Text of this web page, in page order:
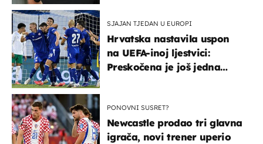
SJAJAN TJEDAN U EUROPI
Hrvatska nastavila uspon
na UEFA-inoj ljestvici:
Preskočena je još jedna
PONOVNI SUSRET?
Newcastle prodao tri glavna
igrača, novi trener uperio